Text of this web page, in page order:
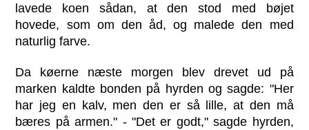
lavede koen sådan, at den stod med bøjet
hovede, som om den åd, og malede den med
naturlig farve.
Da køerne næste morgen blev drevet ud på
marken kaldte bonden på hyrden og sagde: "Her
har jeg en kalv, men den er så lille, at den må
bæres på armen." - "Det er godt," sagde hyrden,